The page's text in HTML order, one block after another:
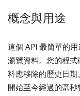
概念與用途
這個 API 最簡單的
瀏覽資料。您的程
料應移除的歷史日
開始至今經過的毫秒